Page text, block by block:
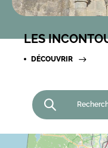
LES
DÉCOUVRIR